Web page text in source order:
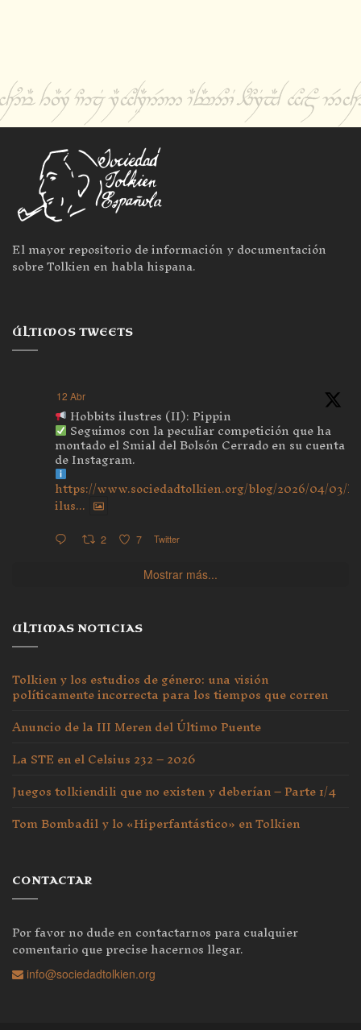
El mayor repositorio de información y documentación
sobre Tolkien en habla hispana.
ÚLTIMOS TWEETS
12 Abr
Hobbits ilustres (II): Pippin
Seguimos con la peculiar competición que ha
montado el Smial del Bolsón Cerrado en su cuenta
de Instagram.
https://www.sociedadtolkien.org/blog/2026/04/03/
ilus...
2 7 Twitter
Mostrar más...
ULTIMAS NOTICIAS
Tolkien y los estudios de género: una visión
políticamente incorrecta para los tiempos que corren
Anuncio de la III Meren del Último Puente
La STE en el Celsius 232 – 2026
Juegos tolkiendili que no existen y deberían – Parte 1/4
Tom Bombadil y lo «Hiperfantástico» en Tolkien
CONTACTAR
Por favor no dude en contactarnos para cualquier
comentario que precise hacernos llegar.
info@sociedadtolkien.org